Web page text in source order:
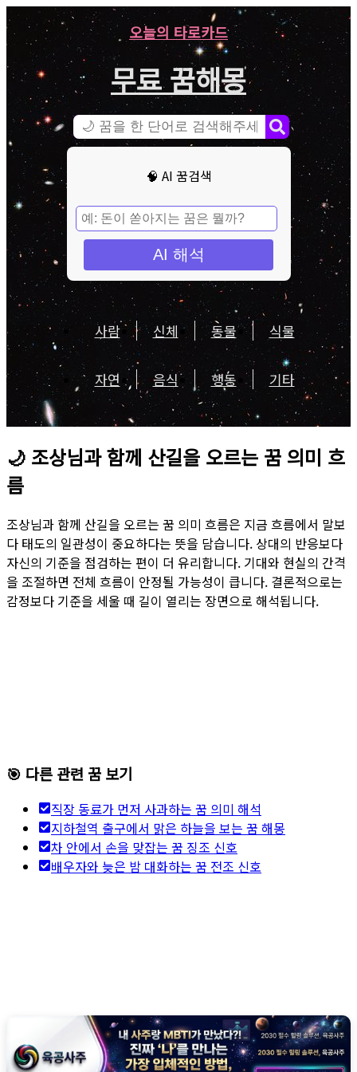
오늘의 타로카드
무료 꿈해몽
🧠 AI 꿈검색
AI 해석
사람 신체 동물 식물
자연 음식 행동 기타
🌙 조상님과 함께 산길을 오르는 꿈 의미 흐
름
조상님과 함께 산길을 오르는 꿈 의미 흐름은 지금 흐름에서 말보
다 태도의 일관성이 중요하다는 뜻을 담습니다. 상대의 반응보다
자신의 기준을 점검하는 편이 더 유리합니다. 기대와 현실의 간격
을 조절하면 전체 흐름이 안정될 가능성이 큽니다. 결론적으로는
감정보다 기준을 세울 때 길이 열리는 장면으로 해석됩니다.
🎯 다른 관련 꿈 보기
직장 동료가 먼저 사과하는 꿈 의미 해석
지하철역 출구에서 맑은 하늘을 보는 꿈 해몽
차 안에서 손을 맞잡는 꿈 징조 신호
배우자와 늦은 밤 대화하는 꿈 전조 신호